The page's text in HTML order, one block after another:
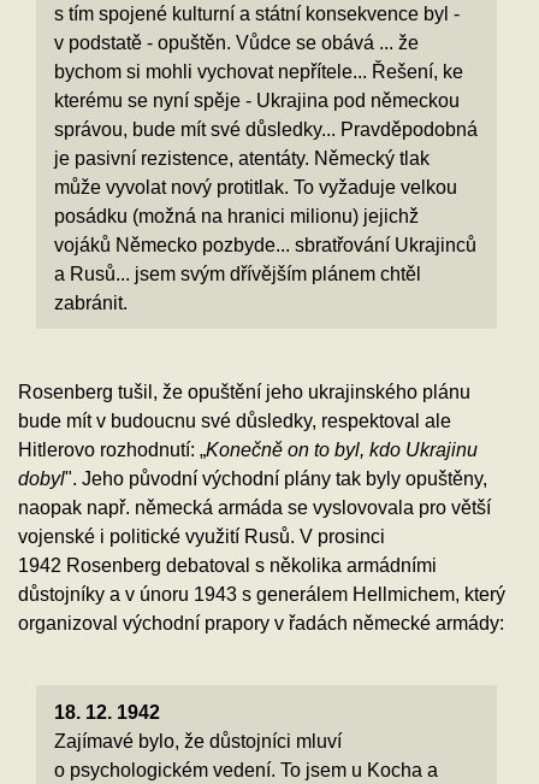
s tím spojené kulturní a státní konsekvence byl -
v podstatě - opuštěn. Vůdce se obává ... že
bychom si mohli vychovat nepřítele... Řešení, ke
kterému se nyní spěje - Ukrajina pod německou
správou, bude mít své důsledky... Pravděpodobná
je pasivní rezistence, atentáty. Německý tlak
může vyvolat nový protitlak. To vyžaduje velkou
posádku (možná na hranici milionu) jejichž
vojáků Německo pozbyde... sbratřování Ukrajinců
a Rusů... jsem svým dřívějším plánem chtěl
zabránit.
Rosenberg tušil, že opuštění jeho ukrajinského plánu
bude mít v budoucnu své důsledky, respektoval ale
Hitlerovo rozhodnutí: „Konečně on to byl, kdo Ukrajinu
dobyl". Jeho původní východní plány tak byly opuštěny,
naopak např. německá armáda se vyslovovala pro větší
vojenské i politické využití Rusů. V prosinci
1942 Rosenberg debatoval s několika armádními
důstojníky a v únoru 1943 s generálem Hellmichem, který
organizoval východní prapory v řadách německé armády:
18. 12. 1942
Zajímavé bylo, že důstojníci mluví
o psychologickém vedení. To jsem u Kocha a